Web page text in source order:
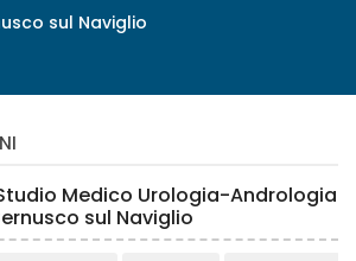
sul Naviglio
Medico Urologia-Andrologia
sul Naviglio